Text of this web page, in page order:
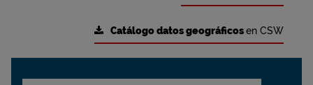
Catálogo datos geográficosen CSW